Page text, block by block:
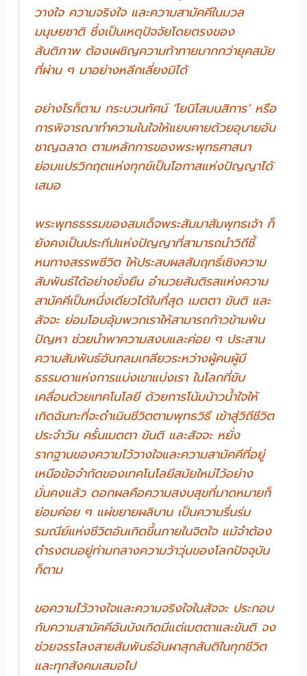
วางใจ ความจริงใจ และความสามัคคีในมวล
มนุษยชาติ ซึ่งเป็นเหตุปัจจัยโดยตรงของ
สันติภาพ ต้องเผชิญความท้าทายมากกว่ายุคสมัย
ที่ผ่าน ๆ มาอย่างหลีกเลี่ยงมิได้
อย่างไรก็ตาม กระบวนทัศน์ ‘โยนิโสมนสิการ’ หรือ
การพิจารณาทำความในใจให้แยบคายด้วยอุบายอัน
ชาญฉลาด ตามหลักการของพระพุทธศาสนา
ย่อมแปรวิกฤตแห่งทุกข์เป็นโอกาสแห่งปัญญาได้
เสมอ
พระพุทธธรรมของสมเด็จพระสัมมาสัมพุทธเจ้า ก็
ยังคงเป็นประทีปแห่งปัญญาที่สามารถนำวิถีชี้
หนทางสรรพชีวิต ให้ประสบผลสัมฤทธิ์เชิงความ
สัมพันธ์ได้อย่างยั่งยืน อำนวยสันติรสแห่งความ
สามัคคีเป็นหนึ่งเดียวได้ในที่สุด เมตตา ขันติ และ
สัจจะ ย่อมโอบอุ้มพวกเราให้สามารถก้าวข้ามพ้น
ปัญหา ช่วยนำพาความสงบและค่อย ๆ ประสาน
ความสัมพันธ์อันกลมเกลียวระหว่างผู้คนผู้มี
ธรรมดาแห่งการแบ่งเขาแบ่งเรา ในโลกที่ขับ
เคลื่อนด้วยเทคโนโลยี ด้วยการโน้มน้าวน้ำใจให้
เกิดฉันทะที่จะดำเนินชีวิตตามพุทธวิธี เข้าสู่วิถีชีวิต
ประจำวัน ครั้นเมตตา ขันติ และสัจจะ หยั่ง
รากฐานของความไว้วางใจและความสามัคคีที่อยู่
เหนือข้อจำกัดของเทคโนโลยีสมัยใหม่ไว้อย่าง
มั่นคงแล้ว ดอกผลคือความสงบสุขที่มาดหมายก็
ย่อมค่อย ๆ แผ่ขยายผลิบาน เป็นความรื่นร่ม
รมณีย์แห่งชีวิตอันเกิดขึ้นภายในจิตใจ แม้จำต้อง
ดำรงตนอยู่ท่ามกลางความว้าวุ่นของโลกปัจจุบัน
ก็ตาม
ขอความไว้วางใจและความจริงใจในสัจจะ ประกอบ
กับความสามัคคีอันบังเกิดมีแต่เมตตาและขันติ จง
ช่วยจรรโลงสายสัมพันธ์อันผาสุกสันติในทุกชีวิต
และทุกสังคมเสมอไป